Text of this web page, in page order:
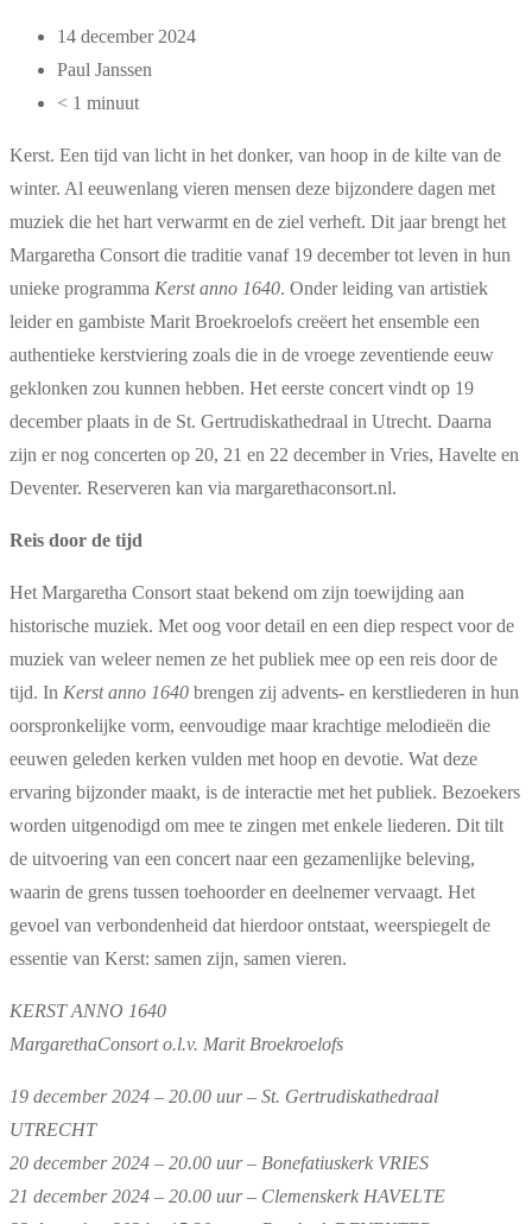
14 december 2024
Paul Janssen
< 1 minuut
Kerst. Een tijd van licht in het donker, van hoop in de kilte van de
winter. Al eeuwenlang vieren mensen deze bijzondere dagen met
muziek die het hart verwarmt en de ziel verheft. Dit jaar brengt het
Margaretha Consort die traditie vanaf 19 december tot leven in hun
unieke programma Kerst anno 1640. Onder leiding van artistiek
leider en gambiste Marit Broekroelofs creëert het ensemble een
authentieke kerstviering zoals die in de vroege zeventiende eeuw
geklonken zou kunnen hebben. Het eerste concert vindt op 19
december plaats in de St. Gertrudiskathedraal in Utrecht. Daarna
zijn er nog concerten op 20, 21 en 22 december in Vries, Havelte en
Deventer. Reserveren kan via margarethaconsort.nl.
Reis door de tijd
Het Margaretha Consort staat bekend om zijn toewijding aan
historische muziek. Met oog voor detail en een diep respect voor de
muziek van weleer nemen ze het publiek mee op een reis door de
tijd. In Kerst anno 1640 brengen zij advents- en kerstliederen in hun
oorspronkelijke vorm, eenvoudige maar krachtige melodieën die
eeuwen geleden kerken vulden met hoop en devotie. Wat deze
ervaring bijzonder maakt, is de interactie met het publiek. Bezoekers
worden uitgenodigd om mee te zingen met enkele liederen. Dit tilt
de uitvoering van een concert naar een gezamenlijke beleving,
waarin de grens tussen toehoorder en deelnemer vervaagt. Het
gevoel van verbondenheid dat hierdoor ontstaat, weerspiegelt de
essentie van Kerst: samen zijn, samen vieren.
KERST ANNO 1640
MargarethaConsort o.l.v. Marit Broekroelofs
19 december 2024 – 20.00 uur – St. Gertrudiskathedraal
UTRECHT
20 december 2024 – 20.00 uur – Bonefatiuskerk VRIES
21 december 2024 – 20.00 uur – Clemenskerk HAVELTE